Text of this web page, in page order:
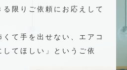
限りご依頼にお応えして
て手を出せない、エアコ
してほしい」というご依